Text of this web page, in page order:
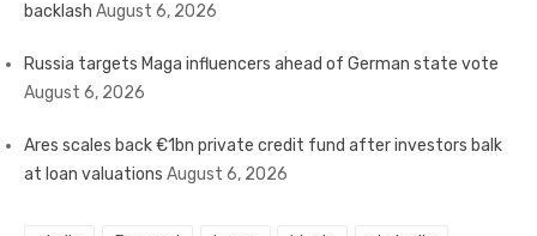
backlash August 6, 2026
Russia targets Maga influencers ahead of German state vote
August 6, 2026
Ares scales back €1bn private credit fund after investors balk
at loan valuations August 6, 2026